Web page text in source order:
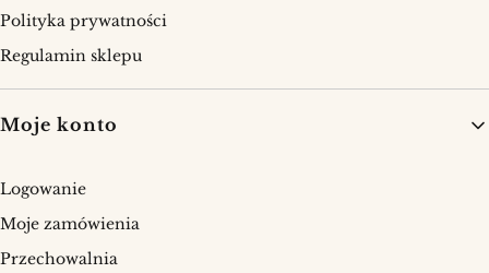
Polityka prywatności
Regulamin sklepu
Moje konto
Logowanie
Moje zamówienia
Przechowalnia